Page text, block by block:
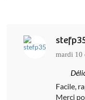
mardi 10
Facile,
Merci